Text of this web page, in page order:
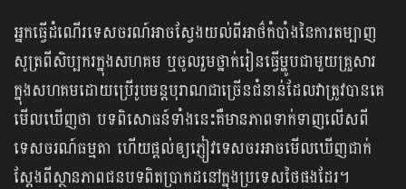
អ្នកធ្វើដំណើរទេសចរណ៍អាចស្វែងយល់ពីអាថ៌កំបាំងនៃការតម្បាញ
សូត្រពីសិប្បករក្នុងសហគម ឬចូលរួមថ្នាក់រៀនធ្វើម្ហូបជាមួយគ្រួសារ
ក្នុងសហគមដោយប្រើរូបមន្តបុរាណជាច្រើនជំនាន់ដែលវាត្រូវបានគេ
មើលឃើញថា បទពិសោធន៍ទាំងនេះគឺមានភាពទាក់ទាញលើសពី
ទេសចរណ៍ធម្មតា ហើយផ្តល់ឲ្យភ្ញៀវទេសចរអាចមើលឃើញជាក់
ស្តែងពីស្ថានភាពជនបទពិតប្រាកដនៅក្នុងប្រទេសថៃផងដែរ។